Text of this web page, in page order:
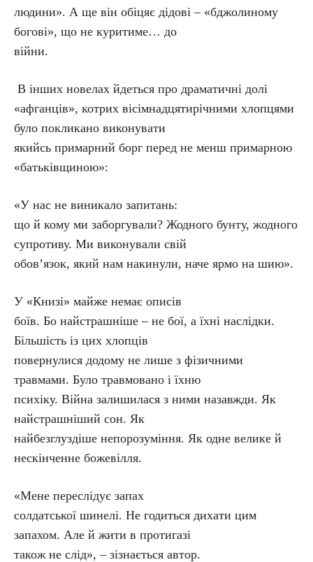
людини». А ще він обіцяє дідові – «бджолиному
богові», що не куритиме… до
війни.
В інших новелах йдеться про драматичні долі
«афганців», котрих вісімнадцятирічними хлопцями
було покликано виконувати
якийсь примарний борг перед не менш примарною
«батьківщиною»:
«У нас не виникало запитань:
що й кому ми заборгували? Жодного бунту, жодного
супротиву. Ми виконували свій
обов’язок, який нам накинули, наче ярмо на шию».
У «Книзі» майже немає описів
боїв. Бо найстрашніше – не бої, а їхні наслідки.
Більшість із цих хлопців
повернулися додому не лише з фізичними
травмами. Було травмовано і їхню
психіку. Війна залишилася з ними назавжди. Як
найстрашніший сон. Як
найбезглуздіше непорозуміння. Як одне велике й
нескінченне божевілля.
«Мене переслідує запах
солдатської шинелі. Не годиться дихати цим
запахом. Але й жити в протигазі
також не слід», – зізнається автор.